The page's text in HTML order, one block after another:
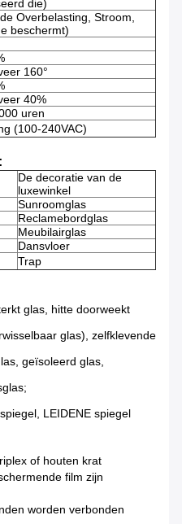
die)
Overbelasting, Stroom,
beschermt)
160°
40%
uren
(100-240VAC)
De decoratie van de
luxewinkel
Sunroomglas
Reclamebordglas
Meubilairglas
Dansvloer
Trap
glas, hitte doorweekt
glas), zelfklevende
geïsoleerd glas,
LEIDENE spiegel
of houten krat
film zijn
worden verbonden